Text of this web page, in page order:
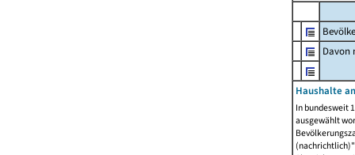
Davon
Haushalte
In bundesweit
ausgewählt